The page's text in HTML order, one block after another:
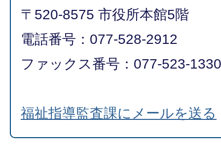
〒520-8575 市役所本館5階
電話番号：077-528-2912
ファックス番号：077-523-1330
福祉指導監査課にメールを送る